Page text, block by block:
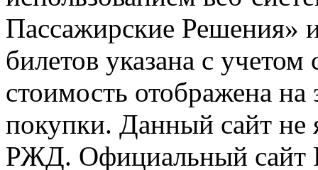
Пассажирские
билетов указана с
стоимость отображена
покупки. Данный сайт не
РЖД. Официальный сайт